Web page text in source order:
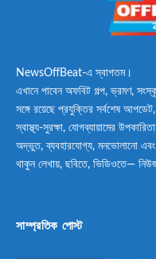
NewsOffBeat-এ স্বাগতম।
এখানে পাবেন অফবিট গল্প, ভ্রমণ,
সঙ্গে রয়েছে প্রযুক্তির সর্বশেষ
স্বাস্থ্য-সুরক্ষা, যোগব্যায়ামের
অদ্ভুত, ব্যবহারযোগ্য, মনভোলানো এবং
থাকুন লেখায়, ছবিতে, ভিডিওতে—
সাম্প্রতিক পোস্ট